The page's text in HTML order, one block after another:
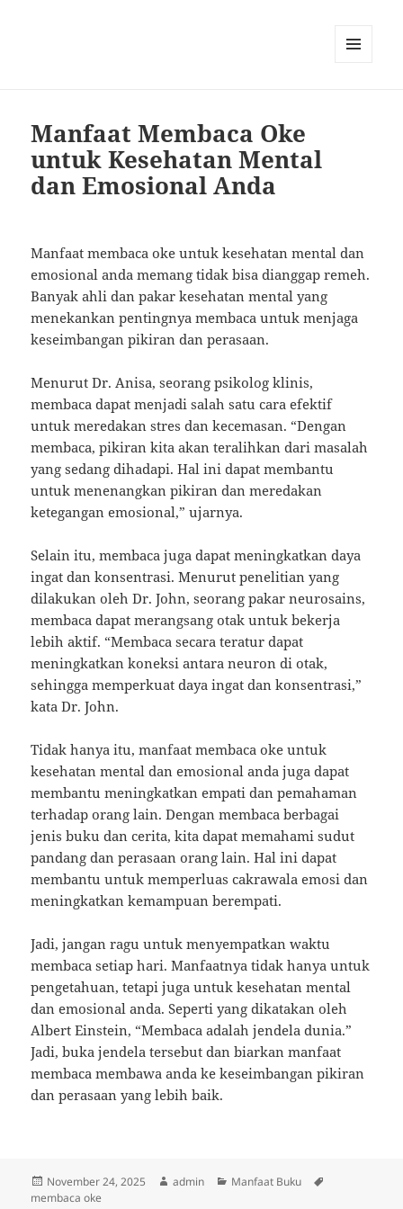
Manfaat Membaca Oke
untuk Kesehatan Mental
dan Emosional Anda
Manfaat membaca oke untuk kesehatan mental dan
emosional anda memang tidak bisa dianggap remeh.
Banyak ahli dan pakar kesehatan mental yang
menekankan pentingnya membaca untuk menjaga
keseimbangan pikiran dan perasaan.
Menurut Dr. Anisa, seorang psikolog klinis,
membaca dapat menjadi salah satu cara efektif
untuk meredakan stres dan kecemasan. “Dengan
membaca, pikiran kita akan teralihkan dari masalah
yang sedang dihadapi. Hal ini dapat membantu
untuk menenangkan pikiran dan meredakan
ketegangan emosional,” ujarnya.
Selain itu, membaca juga dapat meningkatkan daya
ingat dan konsentrasi. Menurut penelitian yang
dilakukan oleh Dr. John, seorang pakar neurosains,
membaca dapat merangsang otak untuk bekerja
lebih aktif. “Membaca secara teratur dapat
meningkatkan koneksi antara neuron di otak,
sehingga memperkuat daya ingat dan konsentrasi,”
kata Dr. John.
Tidak hanya itu, manfaat membaca oke untuk
kesehatan mental dan emosional anda juga dapat
membantu meningkatkan empati dan pemahaman
terhadap orang lain. Dengan membaca berbagai
jenis buku dan cerita, kita dapat memahami sudut
pandang dan perasaan orang lain. Hal ini dapat
membantu untuk memperluas cakrawala emosi dan
meningkatkan kemampuan berempati.
Jadi, jangan ragu untuk menyempatkan waktu
membaca setiap hari. Manfaatnya tidak hanya untuk
pengetahuan, tetapi juga untuk kesehatan mental
dan emosional anda. Seperti yang dikatakan oleh
Albert Einstein, “Membaca adalah jendela dunia.”
Jadi, buka jendela tersebut dan biarkan manfaat
membaca membawa anda ke keseimbangan pikiran
dan perasaan yang lebih baik.
Posted
on
November 24, 2025 Author
admin Categories
Manfaat Buku
membaca oke